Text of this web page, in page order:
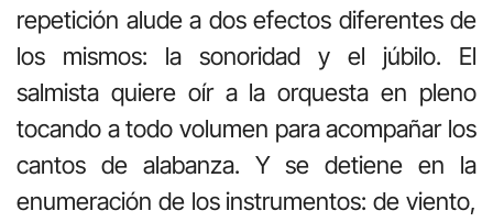
repetición alude a dos efectos diferentes de
los mismos: la sonoridad y el júbilo. El
salmista quiere oír a la orquesta en pleno
tocando a todo volumen para acompañar los
cantos de alabanza. Y se detiene en la
enumeración de los instrumentos: de viento,